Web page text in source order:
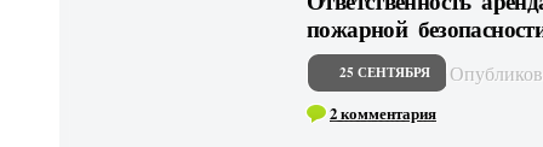
пожарной
25 СЕНТЯБРЯ
2 комментария